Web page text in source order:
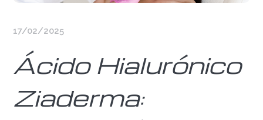
17/02/2025
Ácido Hialurónico
Ziaderma: